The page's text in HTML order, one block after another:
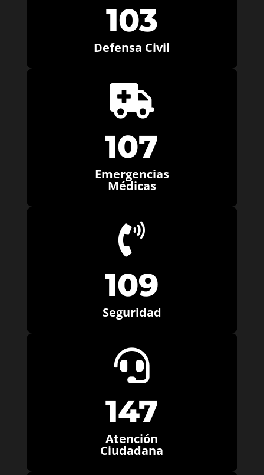
103
Defensa Civil

107
Emergencias
Médicas

109
Seguridad

147
Atención
Ciudadana